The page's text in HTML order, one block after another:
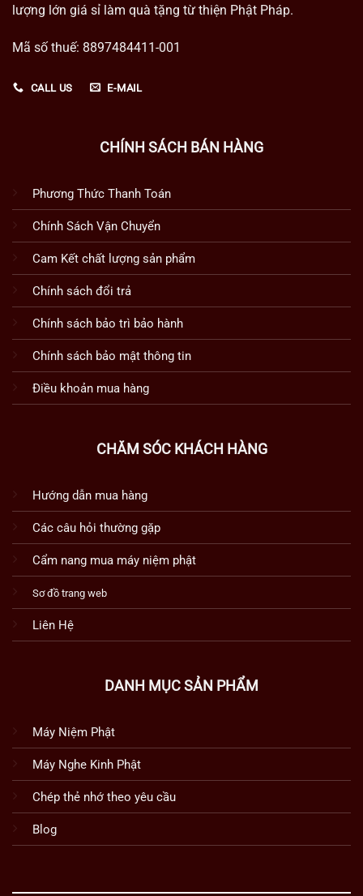
lượng lớn giá sỉ làm quà tặng từ thiện Phật Pháp.
Mã số thuế: 8897484411-001
CALL US E-MAIL
CHÍNH SÁCH BÁN HÀNG
Phương Thức Thanh Toán
Chính Sách Vận Chuyển
Cam Kết chất lượng sản phẩm
Chính sách đổi trả
Chính sách bảo trì bảo hành
Chính sách bảo mật thông tin
Điều khoản mua hàng
CHĂM SÓC KHÁCH HÀNG
Hướng dẫn mua hàng
Các câu hỏi thường gặp
Cẩm nang mua máy niệm phật
Sơ đồ trang web
Liên Hệ
DANH MỤC SẢN PHẨM
Máy Niệm Phật
Máy Nghe Kinh Phật
Chép thẻ nhớ theo yêu cầu
Blog